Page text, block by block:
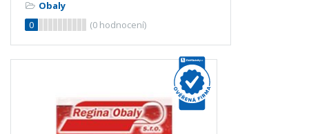
Obaly
0
(0 hodnocení)